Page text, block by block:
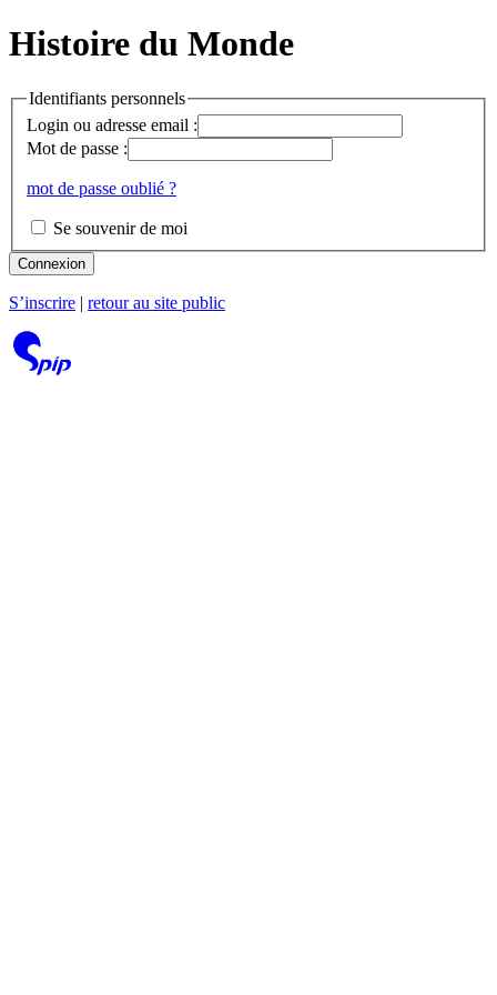
Histoire du Monde
Identifiants personnels
Login ou adresse email :
Mot de passe :
mot de passe oublié ?
Se souvenir de moi
Connexion
S’inscrire retour au site public